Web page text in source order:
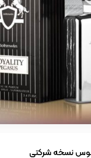
نسخه شرکتی